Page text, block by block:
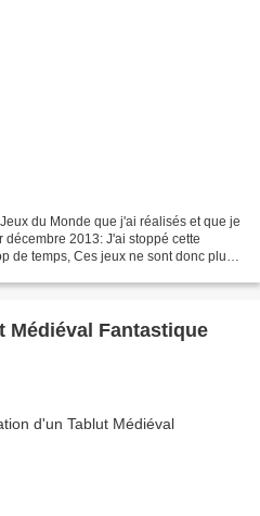
du Monde que j'ai réalisés et que je
2013: J'ai stoppé cette
de temps, Ces jeux ne sont donc plus
Médiéval Fantastique